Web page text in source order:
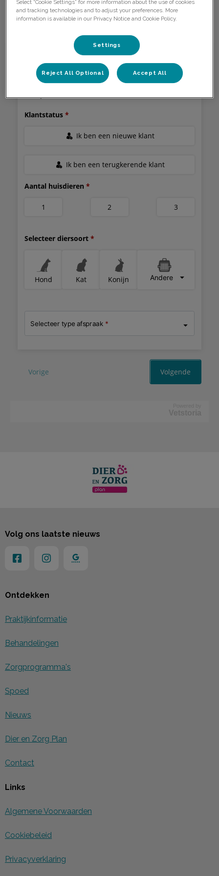
SOORTEN ONLINE AFSPRAKEN
Ontdekken
Praktijkinformatie
Behandelingen
Zorgprogramma's
Spoed
Nieuws
Dier en Zorg Plan
Contact
Links
Algemene Voorwaarden
Cookiebeleid
Privacyverklaring
Volg ons laatste nieuws
Select “Cookie Settings” for more information about the use of cookies
and tracking technologies and to adjust your preferences. More
information is available in our Privacy Notice and Cookie Policy.
Settings
Reject All Optional Accept All